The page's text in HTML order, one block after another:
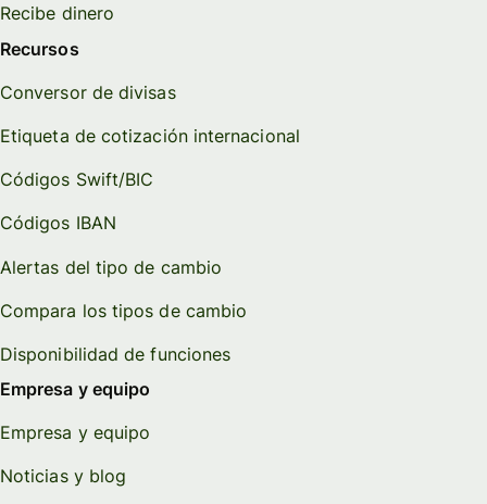
Recibe dinero
Recursos
Conversor de divisas
Etiqueta de cotización internacional
Códigos Swift/BIC
Códigos IBAN
Alertas del tipo de cambio
Compara los tipos de cambio
Disponibilidad de funciones
Empresa y equipo
Empresa y equipo
Noticias y blog